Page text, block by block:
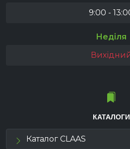
9:00 -
Неділя
КАТАЛОГИ
Каталог CLAAS